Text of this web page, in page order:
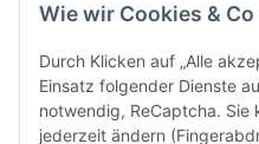
Wie wir Cookies &
Durch Klicken auf „Alle
Einsatz folgender Dienste
notwendig, ReCaptcha. Sie
jederzeit ändern
VAPERZ Vellmar
Lange Wender 7
34246 Vellmar
Zu Google Maps